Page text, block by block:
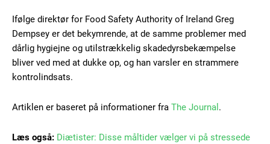
Gratis / forever
Etiam est nibh, lobortis sit
Ut mollis pellentesque tortor
Donec quis est ac felis
Ifølge direktør for Food Safety Authority of Ireland Greg
Dempsey er det bekymrende, at de samme problemer med
dårlig hygiejne og utilstrækkelig skadedyrsbekæmpelse
bliver ved med at dukke op, og han varsler en strammere
kontrolindsats.
Artiklen er baseret på informationer fra The Journal .
Læs også: Diætister: Disse måltider vælger vi på stressede